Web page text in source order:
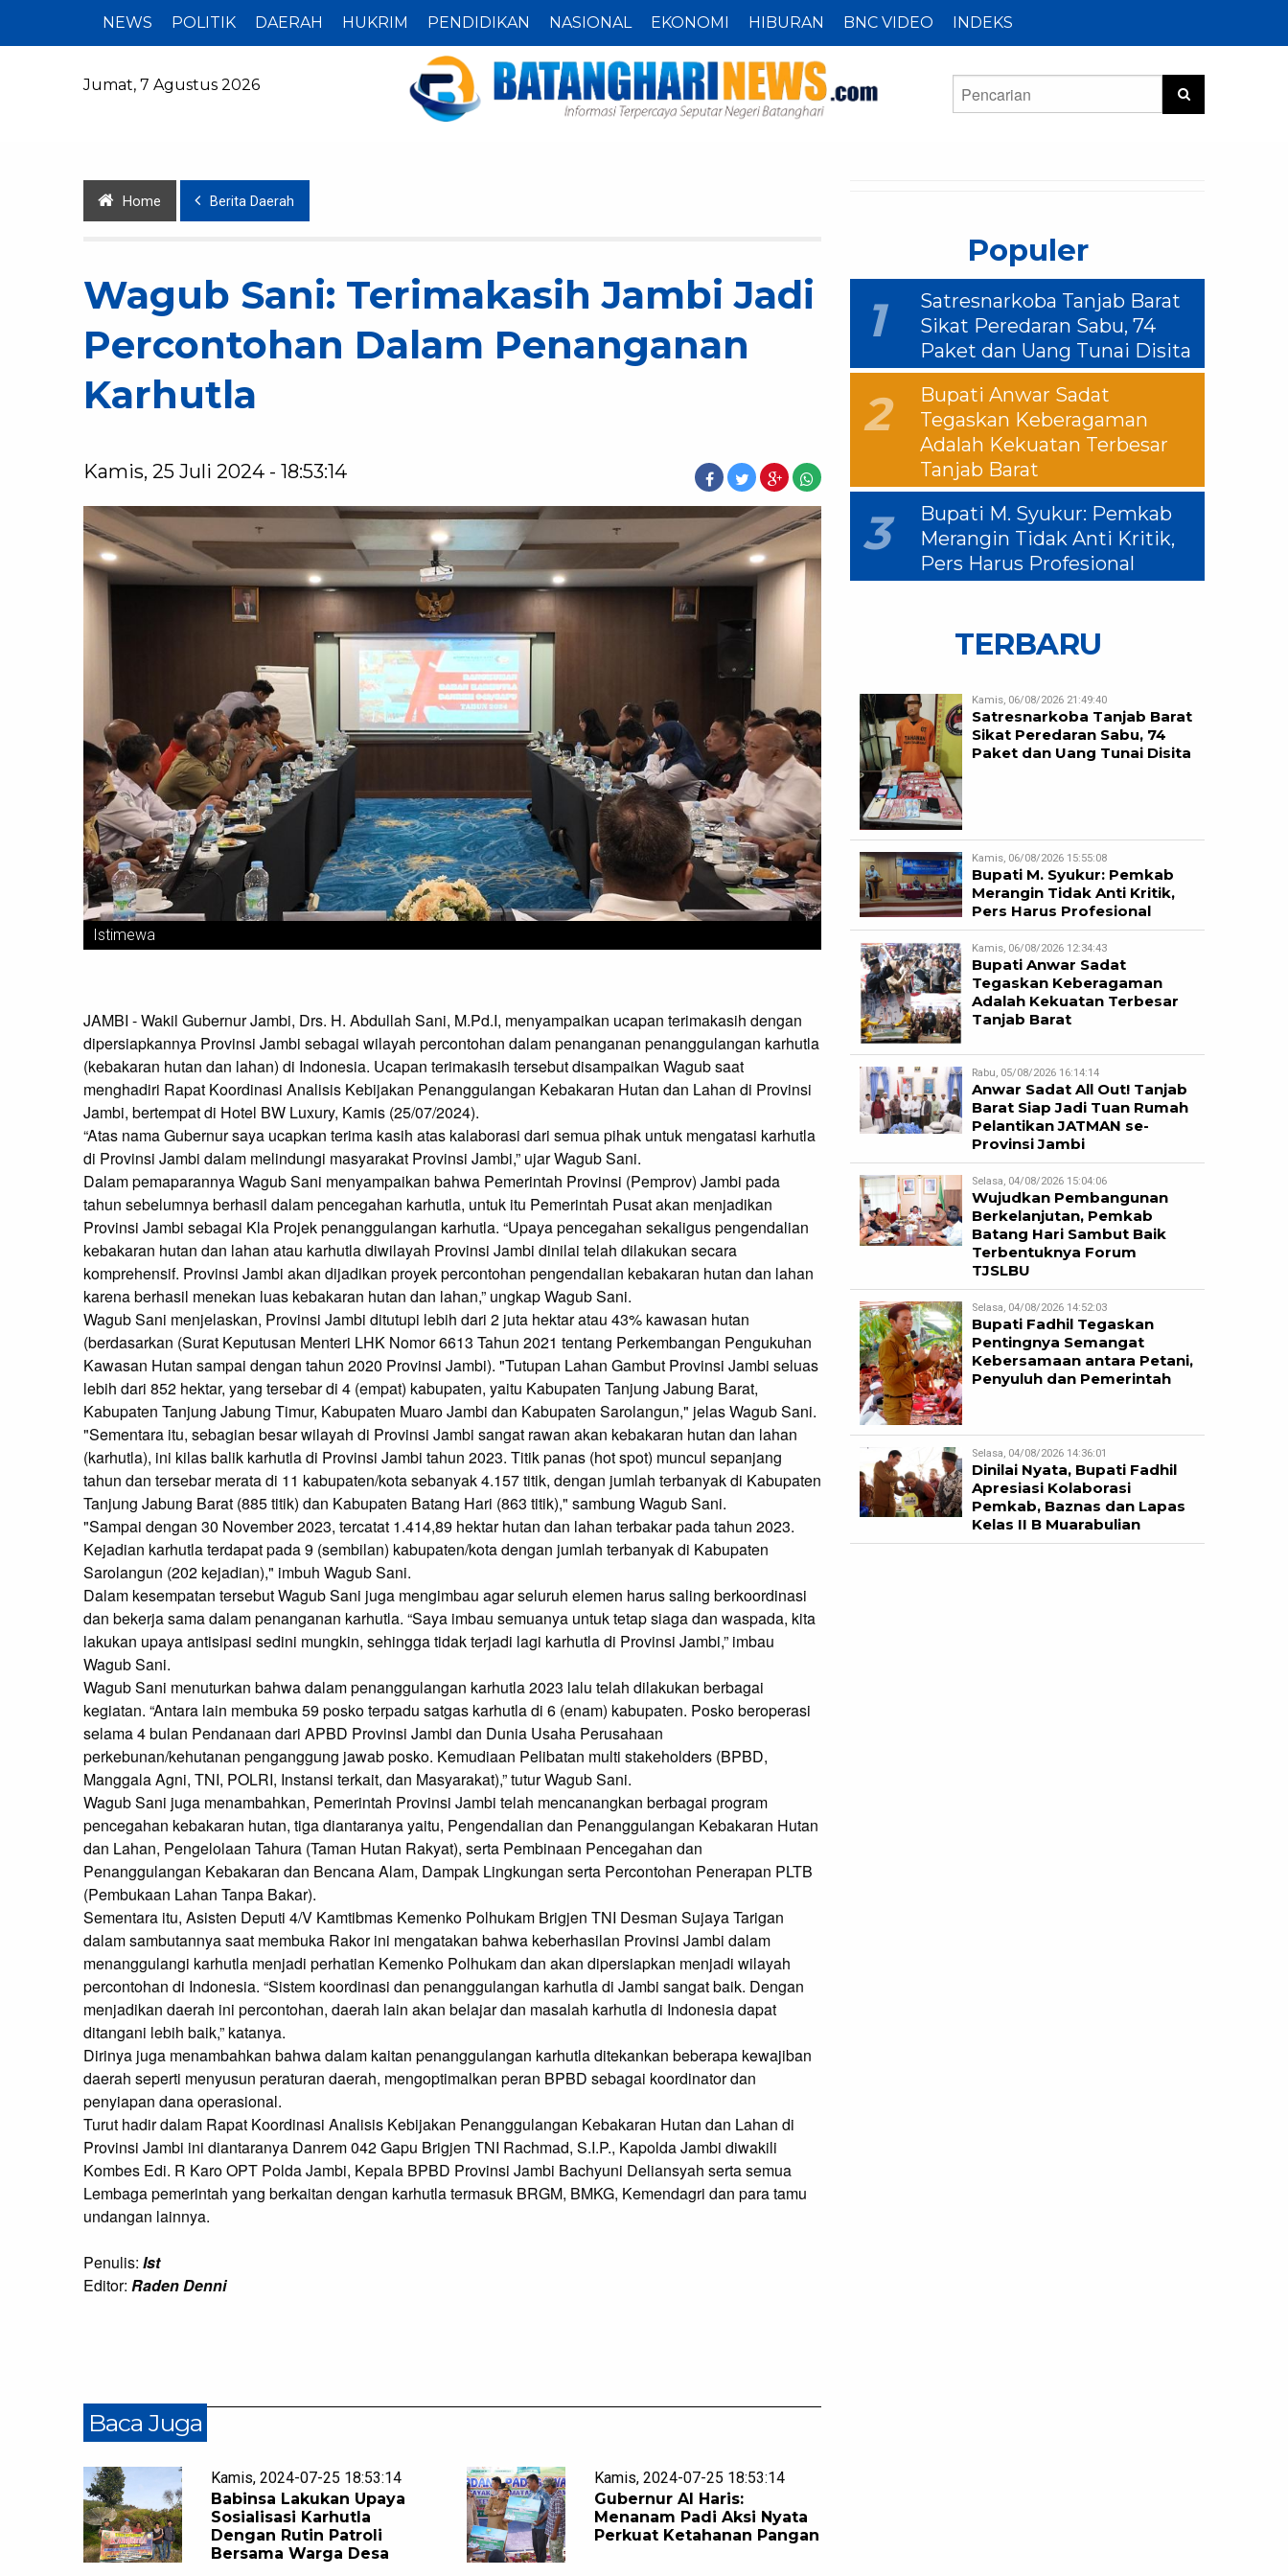
NEWS POLITIK DAERAH HUKRIM PENDIDIKAN NASIONAL EKONOMI HIBURAN BNC VIDEO INDEKS
Jumat, 7 Agustus 2026
Home Berita Daerah
Wagub Sani: Terimakasih Jambi Jadi
Percontohan Dalam Penanganan
Karhutla
Kamis, 25 Juli 2024 - 18:53:14
Istimewa
JAMBI - Wakil Gubernur Jambi, Drs. H. Abdullah Sani, M.Pd.I, menyampaikan ucapan terimakasih dengan
dipersiapkannya Provinsi Jambi sebagai wilayah percontohan dalam penanganan penanggulangan karhutla
(kebakaran hutan dan lahan) di Indonesia. Ucapan terimakasih tersebut disampaikan Wagub saat
menghadiri Rapat Koordinasi Analisis Kebijakan Penanggulangan Kebakaran Hutan dan Lahan di Provinsi
Jambi, bertempat di Hotel BW Luxury, Kamis (25/07/2024).
“Atas nama Gubernur saya ucapkan terima kasih atas kalaborasi dari semua pihak untuk mengatasi karhutla
di Provinsi Jambi dalam melindungi masyarakat Provinsi Jambi,” ujar Wagub Sani.
Dalam pemaparannya Wagub Sani menyampaikan bahwa Pemerintah Provinsi (Pemprov) Jambi pada
tahun sebelumnya berhasil dalam pencegahan karhutla, untuk itu Pemerintah Pusat akan menjadikan
Provinsi Jambi sebagai Kla Projek penanggulangan karhutla. “Upaya pencegahan sekaligus pengendalian
kebakaran hutan dan lahan atau karhutla diwilayah Provinsi Jambi dinilai telah dilakukan secara
komprehensif. Provinsi Jambi akan dijadikan proyek percontohan pengendalian kebakaran hutan dan lahan
karena berhasil menekan luas kebakaran hutan dan lahan,” ungkap Wagub Sani.
Wagub Sani menjelaskan, Provinsi Jambi ditutupi lebih dari 2 juta hektar atau 43% kawasan hutan
(berdasarkan (Surat Keputusan Menteri LHK Nomor 6613 Tahun 2021 tentang Perkembangan Pengukuhan
Kawasan Hutan sampai dengan tahun 2020 Provinsi Jambi). "Tutupan Lahan Gambut Provinsi Jambi seluas
lebih dari 852 hektar, yang tersebar di 4 (empat) kabupaten, yaitu Kabupaten Tanjung Jabung Barat,
Kabupaten Tanjung Jabung Timur, Kabupaten Muaro Jambi dan Kabupaten Sarolangun," jelas Wagub Sani.
"Sementara itu, sebagian besar wilayah di Provinsi Jambi sangat rawan akan kebakaran hutan dan lahan
(karhutla), ini kilas balik karhutla di Provinsi Jambi tahun 2023. Titik panas (hot spot) muncul sepanjang
tahun dan tersebar merata di 11 kabupaten/kota sebanyak 4.157 titik, dengan jumlah terbanyak di Kabupaten
Tanjung Jabung Barat (885 titik) dan Kabupaten Batang Hari (863 titik)," sambung Wagub Sani.
"Sampai dengan 30 November 2023, tercatat 1.414,89 hektar hutan dan lahan terbakar pada tahun 2023.
Kejadian karhutla terdapat pada 9 (sembilan) kabupaten/kota dengan jumlah terbanyak di Kabupaten
Sarolangun (202 kejadian)," imbuh Wagub Sani.
Dalam kesempatan tersebut Wagub Sani juga mengimbau agar seluruh elemen harus saling berkoordinasi
dan bekerja sama dalam penanganan karhutla. “Saya imbau semuanya untuk tetap siaga dan waspada, kita
lakukan upaya antisipasi sedini mungkin, sehingga tidak terjadi lagi karhutla di Provinsi Jambi,” imbau
Wagub Sani.
Wagub Sani menuturkan bahwa dalam penanggulangan karhutla 2023 lalu telah dilakukan berbagai
kegiatan. “Antara lain membuka 59 posko terpadu satgas karhutla di 6 (enam) kabupaten. Posko beroperasi
selama 4 bulan Pendanaan dari APBD Provinsi Jambi dan Dunia Usaha Perusahaan
perkebunan/kehutanan penganggung jawab posko. Kemudiaan Pelibatan multi stakeholders (BPBD,
Manggala Agni, TNI, POLRI, Instansi terkait, dan Masyarakat),” tutur Wagub Sani.
Wagub Sani juga menambahkan, Pemerintah Provinsi Jambi telah mencanangkan berbagai program
pencegahan kebakaran hutan, tiga diantaranya yaitu, Pengendalian dan Penanggulangan Kebakaran Hutan
dan Lahan, Pengelolaan Tahura (Taman Hutan Rakyat), serta Pembinaan Pencegahan dan
Penanggulangan Kebakaran dan Bencana Alam, Dampak Lingkungan serta Percontohan Penerapan PLTB
(Pembukaan Lahan Tanpa Bakar).
Sementara itu, Asisten Deputi 4/V Kamtibmas Kemenko Polhukam Brigjen TNI Desman Sujaya Tarigan
dalam sambutannya saat membuka Rakor ini mengatakan bahwa keberhasilan Provinsi Jambi dalam
menanggulangi karhutla menjadi perhatian Kemenko Polhukam dan akan dipersiapkan menjadi wilayah
percontohan di Indonesia. “Sistem koordinasi dan penanggulangan karhutla di Jambi sangat baik. Dengan
menjadikan daerah ini percontohan, daerah lain akan belajar dan masalah karhutla di Indonesia dapat
ditangani lebih baik,” katanya.
Dirinya juga menambahkan bahwa dalam kaitan penanggulangan karhutla ditekankan beberapa kewajiban
daerah seperti menyusun peraturan daerah, mengoptimalkan peran BPBD sebagai koordinator dan
penyiapan dana operasional.
Turut hadir dalam Rapat Koordinasi Analisis Kebijakan Penanggulangan Kebakaran Hutan dan Lahan di
Provinsi Jambi ini diantaranya Danrem 042 Gapu Brigjen TNI Rachmad, S.I.P., Kapolda Jambi diwakili
Kombes Edi. R Karo OPT Polda Jambi, Kepala BPBD Provinsi Jambi Bachyuni Deliansyah serta semua
Lembaga pemerintah yang berkaitan dengan karhutla termasuk BRGM, BMKG, Kemendagri dan para tamu
undangan lainnya.
Penulis: Ist
Editor: Raden Denni
Baca Juga
Kamis, 2024-07-25 18:53:14
Babinsa Lakukan Upaya
Sosialisasi Karhutla
Dengan Rutin Patroli
Bersama Warga Desa
Kamis, 2024-07-25 18:53:14
Gubernur Al Haris:
Menanam Padi Aksi Nyata
Perkuat Ketahanan Pangan
Populer
1
Satresnarkoba Tanjab Barat
Sikat Peredaran Sabu, 74
Paket dan Uang Tunai Disita
2
Bupati Anwar Sadat
Tegaskan Keberagaman
Adalah Kekuatan Terbesar
Tanjab Barat
3
Bupati M. Syukur: Pemkab
Merangin Tidak Anti Kritik,
Pers Harus Profesional
TERBARU
Kamis, 06/08/2026 21:49:40
Satresnarkoba Tanjab Barat
Sikat Peredaran Sabu, 74
Paket dan Uang Tunai Disita
Kamis, 06/08/2026 15:55:08
Bupati M. Syukur: Pemkab
Merangin Tidak Anti Kritik,
Pers Harus Profesional
Kamis, 06/08/2026 12:34:43
Bupati Anwar Sadat
Tegaskan Keberagaman
Adalah Kekuatan Terbesar
Tanjab Barat
Rabu, 05/08/2026 16:14:14
Anwar Sadat All Out! Tanjab
Barat Siap Jadi Tuan Rumah
Pelantikan JATMAN se-
Provinsi Jambi
Selasa, 04/08/2026 15:04:06
Wujudkan Pembangunan
Berkelanjutan, Pemkab
Batang Hari Sambut Baik
Terbentuknya Forum
TJSLBU
Selasa, 04/08/2026 14:52:03
Bupati Fadhil Tegaskan
Pentingnya Semangat
Kebersamaan antara Petani,
Penyuluh dan Pemerintah
Selasa, 04/08/2026 14:36:01
Dinilai Nyata, Bupati Fadhil
Apresiasi Kolaborasi
Pemkab, Baznas dan Lapas
Kelas II B Muarabulian